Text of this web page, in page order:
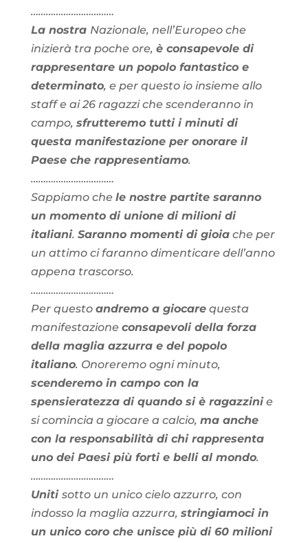
……………………………
La nostra Nazionale, nell’Europeo che
inizierà tra poche ore, è consapevole di
rappresentare un popolo fantastico e
determinato, e per questo io insieme allo
staff e ai 26 ragazzi che scenderanno in
campo, sfrutteremo tutti i minuti di
questa manifestazione per onorare il
Paese che rappresentiamo.
……………………………
Sappiamo che le nostre partite saranno
un momento di unione di milioni di
italiani. Saranno momenti di gioiache per
un attimo ci faranno dimenticare dell’anno
appena trascorso.
……………………………
Per questo andremo a giocarequesta
manifestazione consapevoli della forza
della maglia azzurra e del popolo
italiano. Onoreremo ogni minuto,
scenderemo in campo con la
spensieratezza di quando si è ragazzinie
si comincia a giocare a calcio, ma anche
con la responsabilità di chi rappresenta
uno dei Paesi più forti e belli al mondo.
……………………………
Uniti sotto un unico cielo azzurro, con
indosso la maglia azzurra, stringiamoci in
un unico coro che unisce più di 60 milioni